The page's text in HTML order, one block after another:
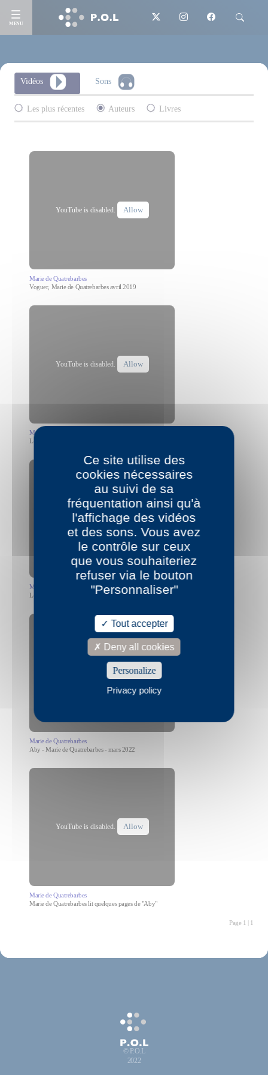
MENU
Vidéos Sons
Les plus récentes Auteurs Livres
YouTube is disabled. Allow
Marie de Quatrebarbes
Voguer, Marie de Quatrebarbes avril 2019
YouTube is disabled. Allow
Marie de Quatrebarbes
Lecture de "Voguer" Marie de Quatrebarbes
YouTube is disabled. Allow
Marie de Quatrebarbes
Les vivres juin 2021
YouTube is disabled. Allow
Marie de Quatrebarbes
Aby - Marie de Quatrebarbes - mars 2022
YouTube is disabled. Allow
Marie de Quatrebarbes
Marie de Quatrebarbes lit quelques pages de "Aby"
Page 1 | 1
© P.O.L
2022
Ce site utilise des
cookies nécessaires
au suivi de sa
fréquentation ainsi qu'à
l'affichage des vidéos
et des sons. Vous avez
le contrôle sur ceux
que vous souhaiteriez
refuser via le bouton
"Personnaliser"
Tout accepter
Deny all cookies
Personalize
Privacy policy